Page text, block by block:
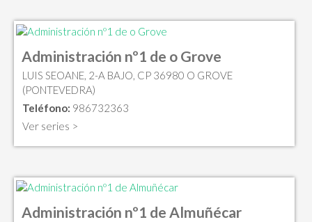
Administración nº1 de o Grove
LUIS SEOANE, 2-A BAJO, CP 36980 O GROVE
(PONTEVEDRA)
Teléfono: 986732363
Ver series >
Administración nº1 de Almuñécar